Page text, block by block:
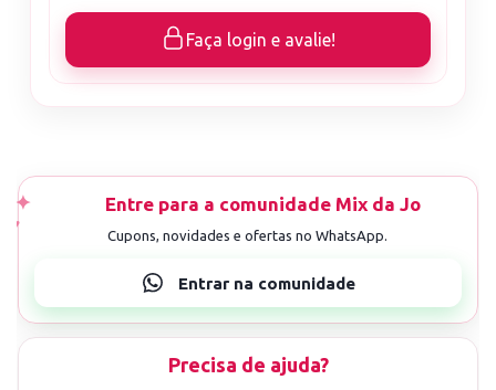
Faça login e avalie!
Precisa de ajuda?